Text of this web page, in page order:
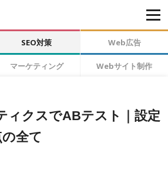
SEO対策 Web広告
マーケティング Webサイト制作
ィクスでABテスト｜設定
全て